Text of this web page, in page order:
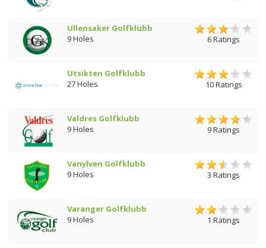
Ullensaker Golfklubb
9 Holes
6 Ratings
Utsikten Golfklubb
27 Holes
10 Ratings
Valdres Golfklubb
9 Holes
9 Ratings
Vanylven Golfklubb
9 Holes
3 Ratings
Varanger Golfklubb
9 Holes
1 Ratings